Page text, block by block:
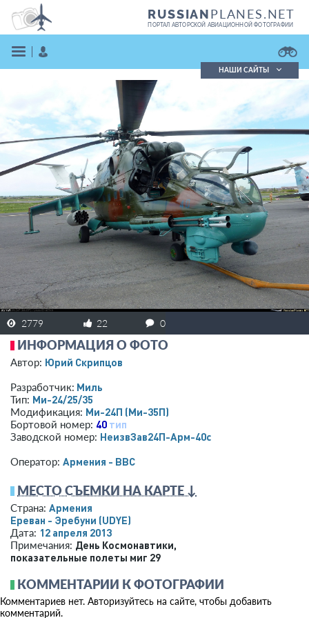
RUSSIANPLANES.NET
ПОРТАЛ АВТОРСКОЙ АВИАЦИОННОЙ ФОТОГРАФИИ
ВОЙТИ
ЗАРЕГИСТРИРОВАТЬСЯ
Поиск фотографий
Поиск в реестре
Кратко
НАШИ САЙТЫ
2779 22 0
ИНФОРМАЦИЯ О ФОТО
Автор: Юрий Скрипцов
Разработчик: Миль
Тип: Ми-24/25/35
Модификация: Ми-24П (Ми-35П)
Бортовой номер: 40 тип
Заводской номер: НеизвЗав24П-Арм-40с
Оператор: Армения - ВВС
МЕСТО СЪЕМКИ НА КАРТЕ ↓
Страна: Армения
Ереван - Эребуни (UDYE)
Дата: 12 апреля 2013
Примечания: День Космонавтики,
показательные полеты миг 29
КОММЕНТАРИИ К ФОТОГРАФИИ
Комментариев нет. Авторизуйтесь на сайте, чтобы добавить
комментарий.